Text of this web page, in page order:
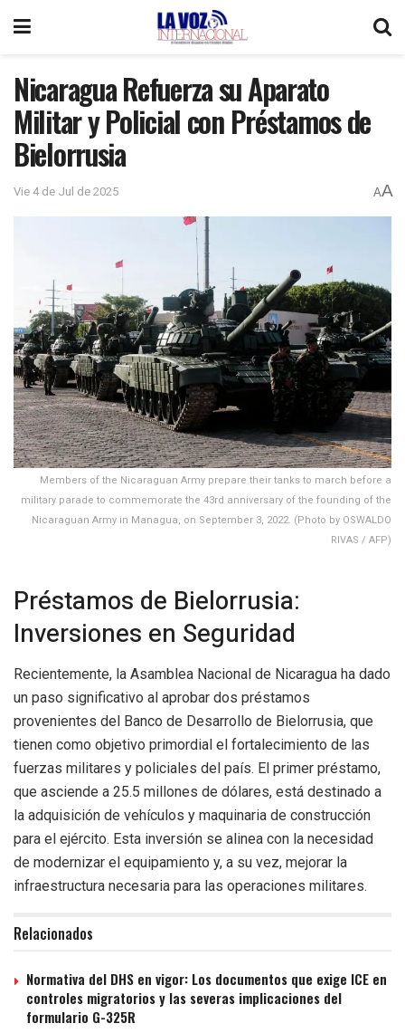
Nicaragua Refuerza su Aparato
Militar y Policial con Préstamos de
Bielorrusia
Vie 4 de Jul de 2025 AA
Members of the Nicaraguan Army prepare their tanks to march before a
military parade to commemorate the 43rd anniversary of the founding of the
Nicaraguan Army in Managua, on September 3, 2022. (Photo by OSWALDO
RIVAS / AFP)
Préstamos de Bielorrusia:
Inversiones en Seguridad
Recientemente, la Asamblea Nacional de Nicaragua ha dado
un paso significativo al aprobar dos préstamos
provenientes del Banco de Desarrollo de Bielorrusia, que
tienen como objetivo primordial el fortalecimiento de las
fuerzas militares y policiales del país. El primer préstamo,
que asciende a 25.5 millones de dólares, está destinado a
la adquisición de vehículos y maquinaria de construcción
para el ejército. Esta inversión se alinea con la necesidad
de modernizar el equipamiento y, a su vez, mejorar la
infraestructura necesaria para las operaciones militares.
Relacionados
Normativa del DHS en vigor: Los documentos que exige ICE en
controles migratorios y las severas implicaciones del
formulario G-325R